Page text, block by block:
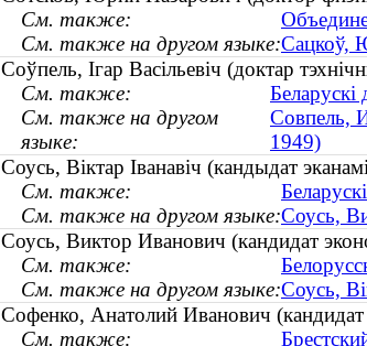
См. также:
См. также на другом языке:Сацкоў,
Соўпель, Iгар Васiльевiч (доктар
См. также:
Беларускі
См. также на другом
языке:
Совпель,
1949)
Соусь, Віктар Іванавіч (кандыдат
См. также:
См. также на другом языке:Соусь,
Соусь, Виктор Иванович (кандидат
См. также:
См. также на другом языке:Соусь,
Софенко, Анатолий Иванович (кандидат
См. также: